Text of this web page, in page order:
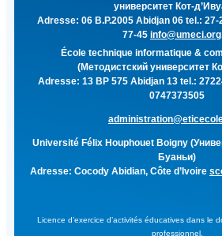
университет Кот-
Adresse: 06 B.P.2005 Abidjan 06 tel.: 27-
77-45
École technique informatique &
(Методистский университет
Adresse: 13 BP 575 Abidjan 13 tel.:
0747373505
Université Félix Houphouet Boigny
Буаньи)
Adresse: Cocody Abidian, Côte d’Ivoire
Licence d’exercice d’activités éducatives dans le
professionnel,